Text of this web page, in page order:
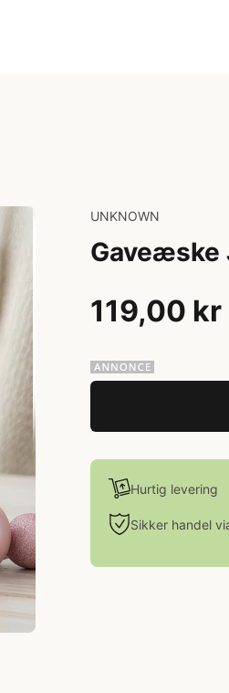
UNKNOWN
Gaveæske
119,00 kr
Hurtig levering
Sikker handel